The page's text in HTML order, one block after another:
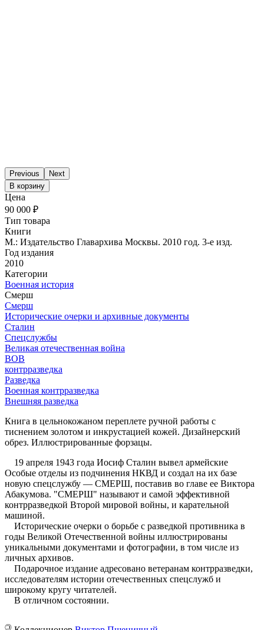
Previous
Next
В корзину
Цена
90 000 ₽
Тип товара
Книги
М.: Издательство Главархива Москвы. 2010 год. 3-е изд.
Год издания
2010
Категории
Военная история
Смерш
Смерш
Исторические очерки и архивные документы
Сталин
Спецслужбы
Великая отечественная война
ВОВ
контрразведка
Разведка
Военная контрразведка
Внешняя разведка
Книга в цельнокожаном переплете ручной работы с
тиснением золотом и инкрустацией кожей. Дизайнерский
обрез. Иллюстрированные форзацы.
19 апреля 1943 года Иосиф Сталин вывел армейские
Особые отделы из подчинения НКВД и создал на их базе
новую спецслужбу — СМЕРШ, поставив во главе ее Виктора
Абакумова. "СМЕРШ" называют и самой эффективной
контрразведкой Второй мировой войны, и карательной
машиной.
Исторические очерки о борьбе с разведкой противника в
годы Великой Отечественной войны иллюстрированы
уникальными документами и фотографии, в том числе из
личных архивов.
Подарочное издание адресовано ветеранам контрразведки,
исследователям истории отечественных спецслужб и
широкому кругу читателей.
В отличном состоянии.
©